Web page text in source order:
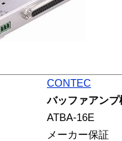
CONTEC
バッファアン
ATBA-16E
メーカー保証